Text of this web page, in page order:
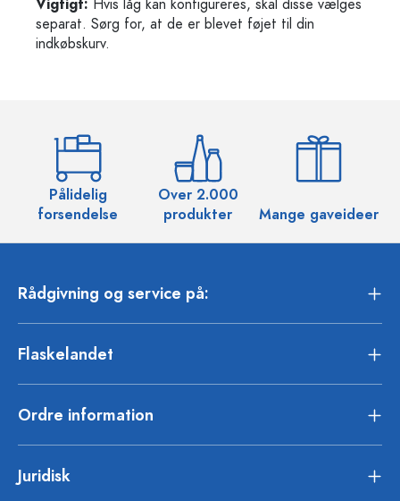
Vigtigt: Hvis låg kan konfigureres, skal disse vælges
separat. Sørg for, at de er blevet føjet til din
indkøbskurv.
Pålidelig
forsendelse
Over 2.000
produkter
Mange gaveideer
Rådgivning og service på:
Flaskelandet
Ordre information
Juridisk